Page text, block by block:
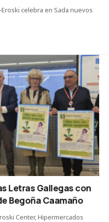
celebra en Sada nuevos
Letras Gallegas con
Begoña Caamaño
Center, Hipermercados